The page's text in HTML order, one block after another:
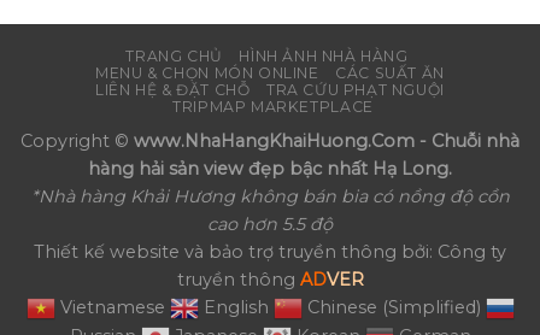
TRANG CHỦ
HÌNH ẢNH NHÀ HÀNG
MENU & CHỌN MÓN ONLINE
CÁC SUẤT ĂN
LIÊN HỆ & ĐẶT CHỖ
TRA CỨU PHẠT NGUỘI
TRIPMAP MARKETPLACE
Copyright © www.NhaHangKhaiHuong.Com - Chuỗi nhà
hàng hải sản view đẹp bậc nhất Hạ Long.
*Nhà hàng Khải Hương không bán bia có nồng độ cồn
cao hơn 5.5 độ
Thiết kế website và bảo trợ truyền thông bởi: Công ty
truyền thông ADVER
Vietnamese
English
Chinese (Simplified)